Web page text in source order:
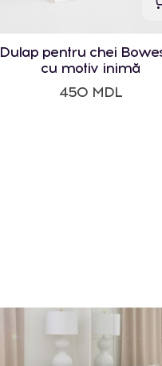
Dulap pentru chei
cu motiv inimă
450 MDL